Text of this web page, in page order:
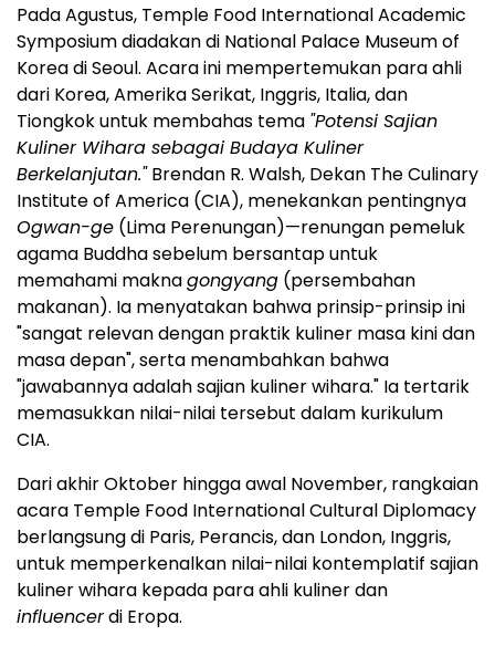
Pada Agustus, Temple Food International Academic
Symposium diadakan di National Palace Museum of
Korea diSeoul. Acara ini mempertemukan para ahli
dari Korea, Amerika Serikat, Inggris, Italia, dan
Tiongkok untuk membahas tema "Potensi Sajian
Kuliner Wihara sebagai Budaya Kuliner
Berkelanjutan." Brendan R. Walsh, Dekan TheCulinary
Institute of America (CIA), menekankan pentingnya
Ogwan-ge (Lima Perenungan)—renungan pemeluk
agama Buddha sebelum bersantap untuk
memahami maknagongyang (persembahan
makanan). Ia menyatakan bahwa prinsip-prinsip ini
"sangat relevan dengan praktik kuliner masa kini dan
masa depan", serta menambahkan bahwa
"jawabannya adalah sajian kuliner wihara." Ia tertarik
memasukkan nilai-nilai tersebut dalam kurikulum
CIA.
Dari akhir Oktober hingga awal November, rangkaian
acara Temple Food International Cultural Diplomacy
berlangsung di Paris, Perancis, dan London, Inggris,
untuk memperkenalkan nilai-nilai kontemplatif sajian
kuliner wihara kepada para ahli kuliner dan
influencerdi Eropa.